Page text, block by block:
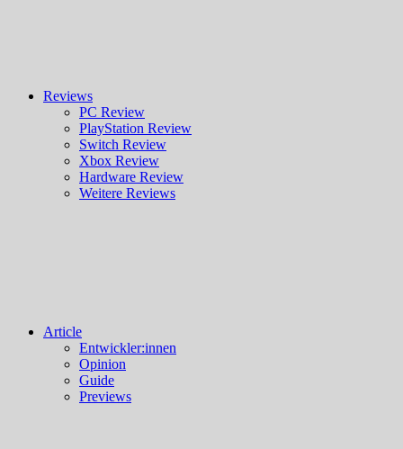
Reviews
PC Review
PlayStation Review
Switch Review
Xbox Review
Hardware Review
Weitere Reviews
Article
Entwickler:innen
Opinion
Guide
Previews